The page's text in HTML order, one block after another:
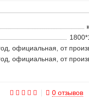
официальная, от
официальная, от
0 отзывов